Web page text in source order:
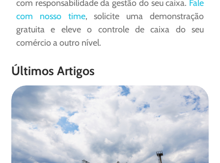
com responsabilidade da gestão do seu caixa. Fale
com nosso time, solicite uma demonstração
gratuita e eleve o controle de caixa do seu
comércio a outro nível.
Últimos Artigos